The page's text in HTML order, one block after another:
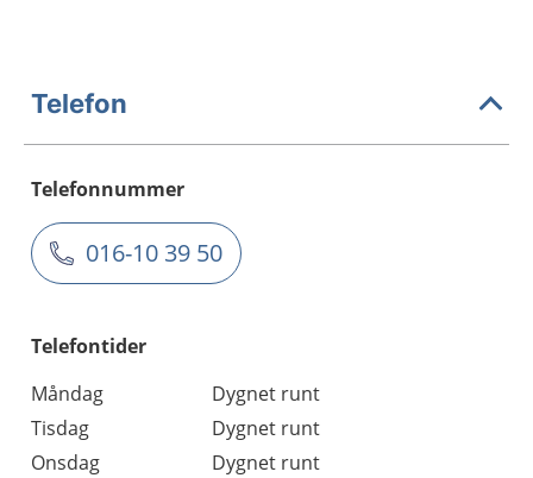
Telefon
Telefonnummer
016-10 39 50
Telefontider
Måndag
Dygnet runt
Tisdag
Dygnet runt
Onsdag
Dygnet runt